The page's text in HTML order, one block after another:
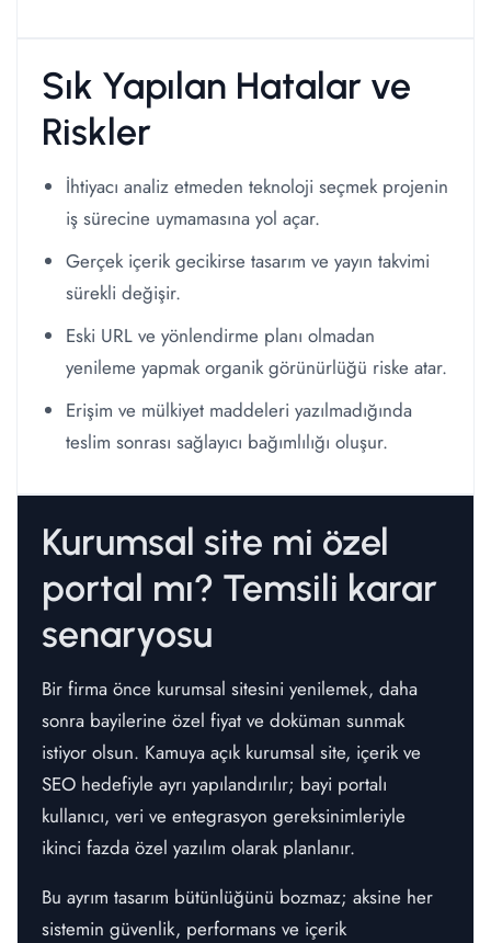
Sık Yapılan Hatalar ve
Riskler
İhtiyacı analiz etmeden teknoloji seçmek projenin
iş sürecine uymamasına yol açar.
Gerçek içerik gecikirse tasarım ve yayın takvimi
sürekli değişir.
Eski URL ve yönlendirme planı olmadan
yenileme yapmak organik görünürlüğü riske atar.
Erişim ve mülkiyet maddeleri yazılmadığında
teslim sonrası sağlayıcı bağımlılığı oluşur.
Kurumsal site mi özel
portal mı? Temsili karar
senaryosu
Bir firma önce kurumsal sitesini yenilemek, daha
sonra bayilerine özel fiyat ve doküman sunmak
istiyor olsun. Kamuya açık kurumsal site, içerik ve
SEO hedefiyle ayrı yapılandırılır; bayi portalı
kullanıcı, veri ve entegrasyon gereksinimleriyle
ikinci fazda özel yazılım olarak planlanır.
Bu ayrım tasarım bütünlüğünü bozmaz; aksine her
sistemin güvenlik, performans ve içerik